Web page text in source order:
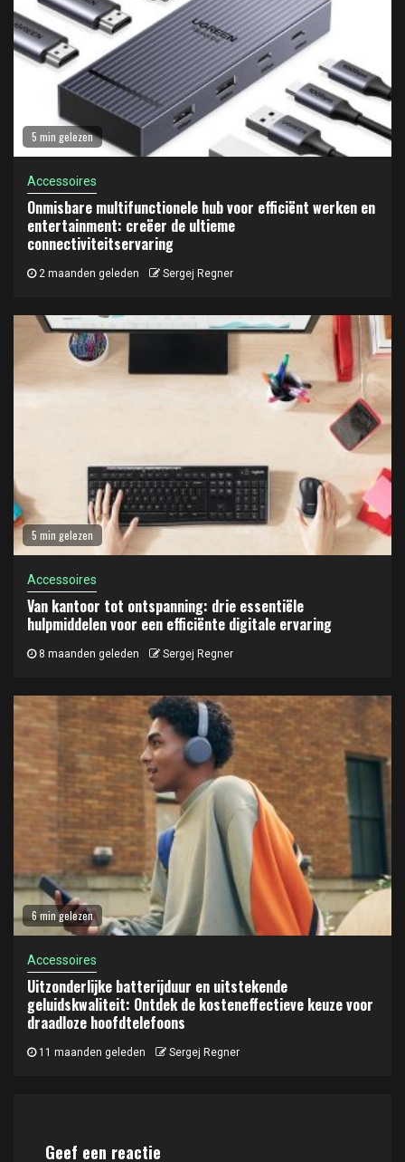
5 min gelezen
Accessoires
Onmisbare multifunctionele hub voor efficiënt werken en
entertainment: creëer de ultieme
connectiviteitservaring
2 maanden geleden Sergej Regner
5 min gelezen
Accessoires
Van kantoor tot ontspanning: drie essentiële
hulpmiddelen voor een efficiënte digitale ervaring
8 maanden geleden Sergej Regner
6 min gelezen
Accessoires
Uitzonderlijke batterijduur en uitstekende
geluidskwaliteit: Ontdek de kosteneffectieve keuze voor
draadloze hoofdtelefoons
11 maanden geleden Sergej Regner
Geef een reactie